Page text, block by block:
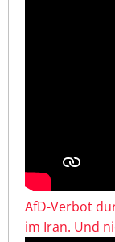
AfD-Verbot
im Iran. Und